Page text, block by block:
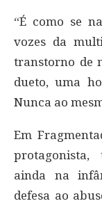
“É como se
vozes da
transtorno de
dueto, uma
Nunca ao
Em
ainda na
defesa ao